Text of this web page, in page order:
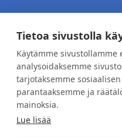
Hinnasto
Blogi
Työpaikat
Meistä
Yhteystiedot
Tietoa sivustolla
Käytämme sivustollamme
analysoidaksemme
tarjotaksemme
parantaaksemme ja
mainoksia.
Lue lisää